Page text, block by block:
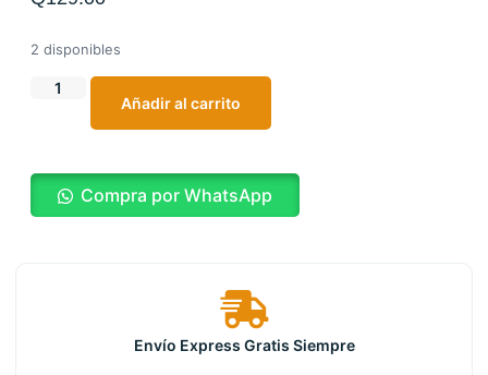
2 disponibles
Añadir al carrito
Compra por WhatsApp
Envío Express Gratis Siempre